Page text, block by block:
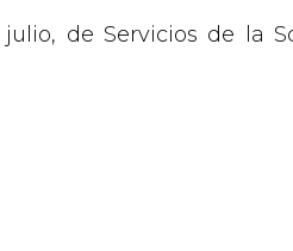
de Servicios de la